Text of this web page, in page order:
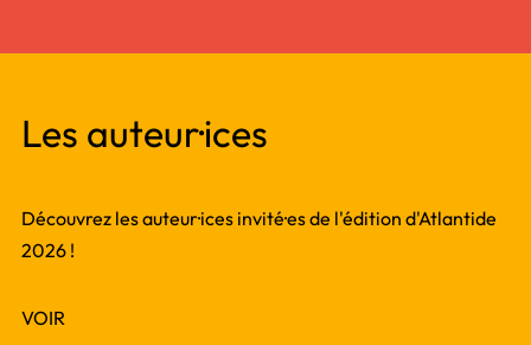
Les auteur·ices
Découvrez les auteur·ices invité·es de l'édition d'Atlantide
2026 !
VOIR